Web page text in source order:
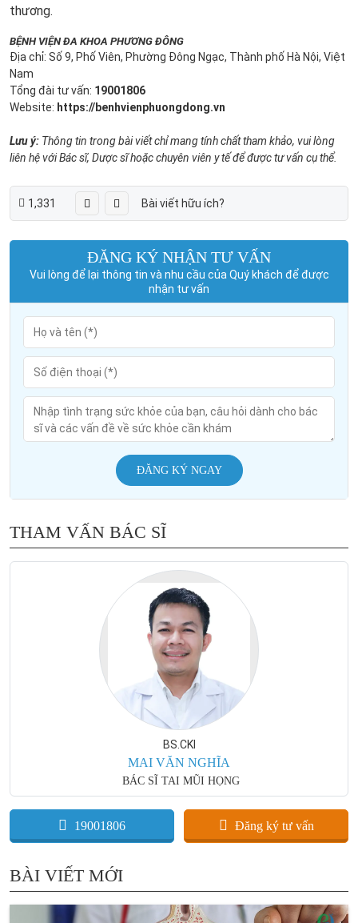
thương.
BỆNH VIỆN ĐA KHOA PHƯƠNG ĐÔNG
Địa chỉ: Số 9, Phố Viên, Phường Đông Ngạc, Thành phố Hà Nội, Việt
Nam
Tổng đài tư vấn: 19001806
Website: https://benhvienphuongdong.vn
Lưu ý: Thông tin trong bài viết chỉ mang tính chất tham khảo, vui lòng
liên hệ với Bác sĩ, Dược sĩ hoặc chuyên viên y tế để được tư vấn cụ thể.
1,331 Bài viết hữu ích?
ĐĂNG KÝ NHẬN TƯ VẤN
Vui lòng để lại thông tin và nhu cầu của Quý khách để được
nhận tư vấn
ĐĂNG KÝ NGAY
THAM VẤN BÁC SĨ
BS.CKI
MAI VĂN NGHĨA
BÁC SĨ TAI MŨI HỌNG
19001806 Đăng ký tư vấn
BÀI VIẾT MỚI